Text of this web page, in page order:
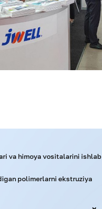
va himoya vositalarini ishlab
polimerlarni ekstruziya